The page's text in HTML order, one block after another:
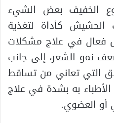
الخفيف بعض الشيء
الحشيش كأداة لتغذية
فعال في علاج مشكلات
نمو الشعر، إلى جانب
التي تعاني من تساقط
به بشدة في علاج
أو العضوي.